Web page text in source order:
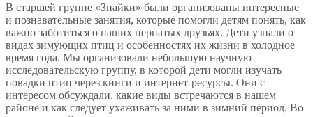
В старшей группе «Знайки» были организованы интересные
и познавательные занятия, которые помогли детям понять, как
важно заботиться о наших пернатых друзьях. Дети узнали о
видах зимующих птиц и особенностях их жизни в холодное
время года. Мы организовали небольшую научную
исследовательскую группу, в которой дети могли изучать
повадки птиц через книги и интернет-ресурсы. Они с
интересом обсуждали, какие виды встречаются в нашем
районе и как следует ухаживать за ними в зимний период. Во